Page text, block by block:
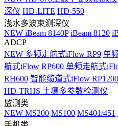
深仪 HD-LITE HD-550
浅水多波束测深仪
NEW iBeam 8140P iBeam 8120
ADCP
NEW 多频走航式iFlow RP9 单
航式iFlow RP600 单频走航式
RH600 智能缆道式iFlow
HD-TRHS 土壤多参数检测仪
监测类
NEW MS200 MS100 MS401/451